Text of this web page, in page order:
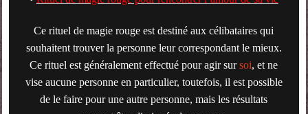
Ce rituel de magie rouge est destiné aux célibataires qui
souhaitent trouver la personne leur correspondant le mieux.
Ce rituel est généralement effectué pour agir sursoi, et ne
vise aucune personne en particulier, toutefois, il est possible
de le faire pour une autre personne, mais les résultats